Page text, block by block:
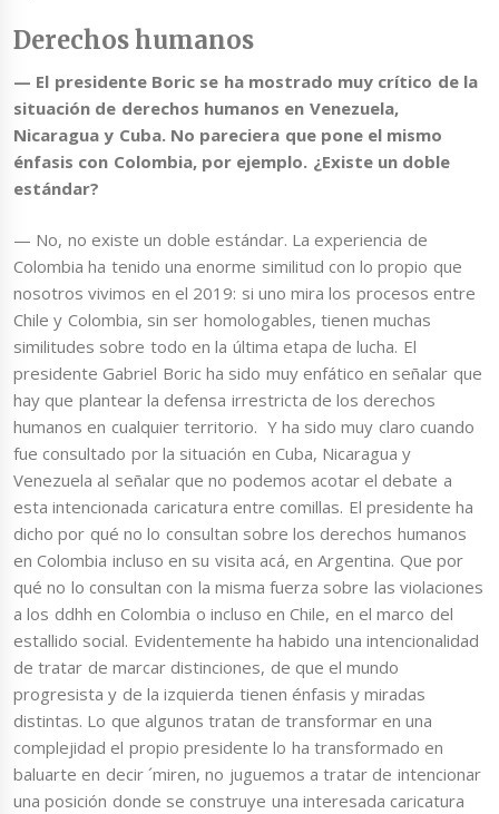
Derechos humanos
— El presidente Boric se ha mostrado muy crítico de la
situación de derechos humanos en Venezuela,
Nicaragua y Cuba. No pareciera que pone el mismo
énfasis con Colombia, por ejemplo. ¿Existe un doble
estándar?
— No, no existe un doble estándar. La experiencia de
Colombia ha tenido una enorme similitud con lo propio que
nosotros vivimos en el 2019: si uno mira los procesos entre
Chile y Colombia, sin ser homologables, tienen muchas
similitudes sobre todo en la última etapa de lucha. El
presidente Gabriel Boric ha sido muy enfático en señalar que
hay que plantear la defensa irrestricta de los derechos
humanos en cualquier territorio. Y ha sido muy claro cuando
fue consultado por la situación en Cuba, Nicaragua y
Venezuela al señalar que no podemos acotar el debate a
esta intencionada caricatura entre comillas. El presidente ha
dicho por qué no lo consultan sobre los derechos humanos
en Colombia incluso en su visita acá, en Argentina. Que por
qué no lo consultan con la misma fuerza sobre las violaciones
a los ddhh en Colombia o incluso en Chile, en el marco del
estallido social. Evidentemente ha habido una intencionalidad
de tratar de marcar distinciones, de que el mundo
progresista y de la izquierda tienen énfasis y miradas
distintas. Lo que algunos tratan de transformar en una
complejidad el propio presidente lo ha transformado en
baluarte en decir ´miren, no juguemos a tratar de intencionar
una posición donde se construye una interesada caricatura